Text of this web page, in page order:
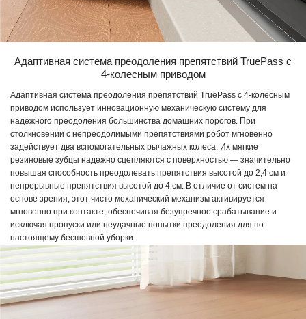
Адаптивная система преодоления препятствий TruePass с
4-колесным приводом
Адаптивная система преодоления препятствий TruePass с 4-колесным
приводом использует инновационную механическую систему для
надежного преодоления большинства домашних порогов. При
столкновении с непреодолимыми препятствиями робот мгновенно
задействует два вспомогательных рычажных колеса. Их мягкие
резиновые зубцы надежно сцепляются с поверхностью — значительно
повышая способность преодолевать препятствия высотой до 2,4 см и
непрерывные препятствия высотой до 4 см. В отличие от систем на
основе зрения, этот чисто механический механизм активируется
мгновенно при контакте, обеспечивая безупречное срабатывание и
исключая пропуски или неудачные попытки преодоления для по-
настоящему бесшовной уборки.